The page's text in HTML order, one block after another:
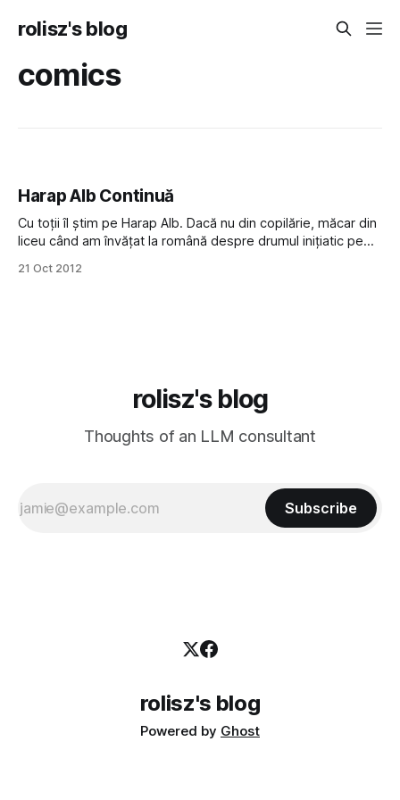
rolisz's blog
comics
Harap Alb Continuă
Cu toții îl știm pe Harap Alb. Dacă nu din copilărie, măcar din
liceu când am învățat la română despre drumul inițiatic pe
numerelor magice. Dar copiii (și mulți adulți) din generația cu
21 Oct 2012
rolisz's blog
Thoughts of an LLM consultant
Subscribe
rolisz's blog
Powered by Ghost